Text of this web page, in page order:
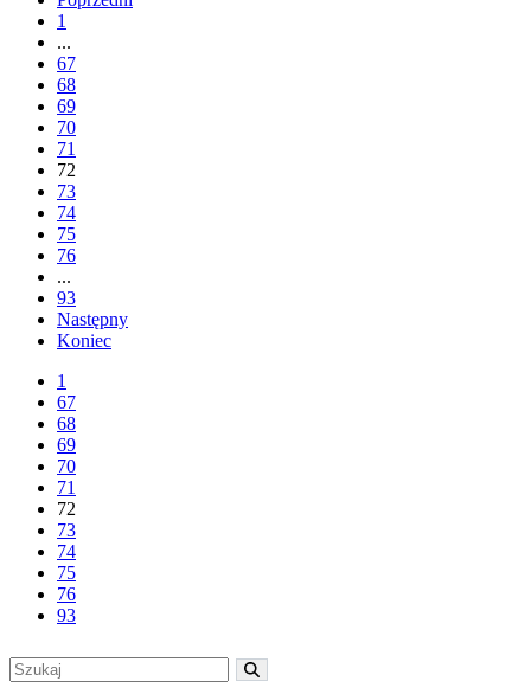
1
...
67
68
69
70
71
72
73
74
75
76
...
93
Następny
Koniec
1
67
68
69
70
71
72
73
74
75
76
93